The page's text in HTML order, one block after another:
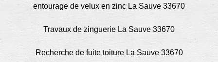
entourage de velux en zinc La Sauve 33670
Travaux de zinguerie La Sauve 33670
Recherche de fuite toiture La Sauve 33670